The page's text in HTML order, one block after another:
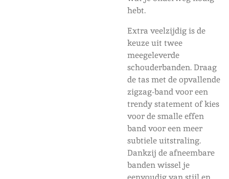
hebt.
Extra veelzijdig is de
keuze uit twee
meegeleverde
schouderbanden. Draag
de tas met de opvallende
zigzag-band voor een
trendy statement of kies
voor de smalle effen
band voor een meer
subtiele uitstraling.
Dankzij de afneembare
banden wissel je